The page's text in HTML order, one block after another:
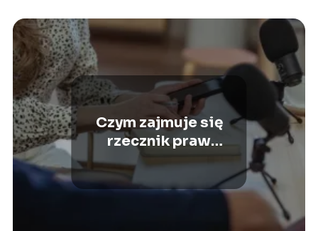
Czym zajmuje się
rzecznik praw
obywatelskich?